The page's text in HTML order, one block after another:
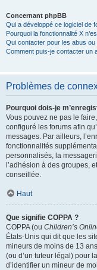
Concernant phpBB
Qui a développé ce logiciel de
Pourquoi la fonctionnalité X
Qui contacter pour les abus
Comment puis-je contacter un
Problèmes de
Pourquoi dois-je
Vous pouvez ne pas le
configuré les forums afin
messages. Par ailleurs,
fonctionnalités
personnalisés, la
l’adhésion à des groupes,
conseillée.
Haut
Que signifie COPPA ?
COPPA (ou Children’s
États-Unis qui dit que les
mineurs de moins de 13
(ou d’un tuteur légal) pour
d’identifier un mineur de